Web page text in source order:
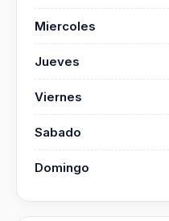
Miercoles
Jueves
Viernes
Sabado
Domingo